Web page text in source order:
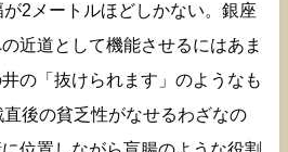
2メートルほどしかない。銀座
近道として機能させるにはあま
の「抜けられます」のようなも
後の貧乏性がなせるわざなの